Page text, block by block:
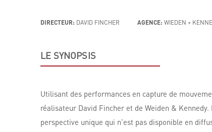
DIRECTEUR: DAVID FINCHER AGENCE: WIEDEN +
LE SYNOPSIS
Utilisant des performances en capture de
réalisateur David Fincher et de Weiden &
perspective unique qui n’est pas disponible en